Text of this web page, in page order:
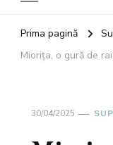
Prima pagină
Miorița, o gură de rai
30/04/2025